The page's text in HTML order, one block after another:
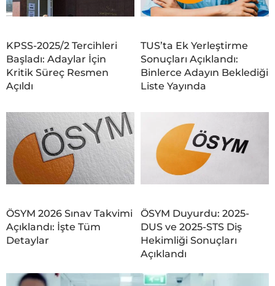
KPSS-2025/2 Tercihleri
Başladı: Adaylar İçin
Kritik Süreç Resmen
Açıldı
TUS’ta Ek Yerleştirme
Sonuçları Açıklandı:
Binlerce Adayın Beklediği
Liste Yayında
ÖSYM 2026 Sınav Takvimi
Açıklandı: İşte Tüm
Detaylar
ÖSYM Duyurdu: 2025-
DUS ve 2025-STS Diş
Hekimliği Sonuçları
Açıklandı